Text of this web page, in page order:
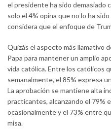
el presidente ha sido demasiado
solo el 4% opina que no lo ha
considera que el enfoque de
Quizás el aspecto más llamativo
Papa para mantener un amplio
vida católica. Entre los católicos
semanalmente, el 85% expresa
La aprobación se mantiene alta
practicantes, alcanzando el 79%
ocasionalmente y el 73% entre
misa.